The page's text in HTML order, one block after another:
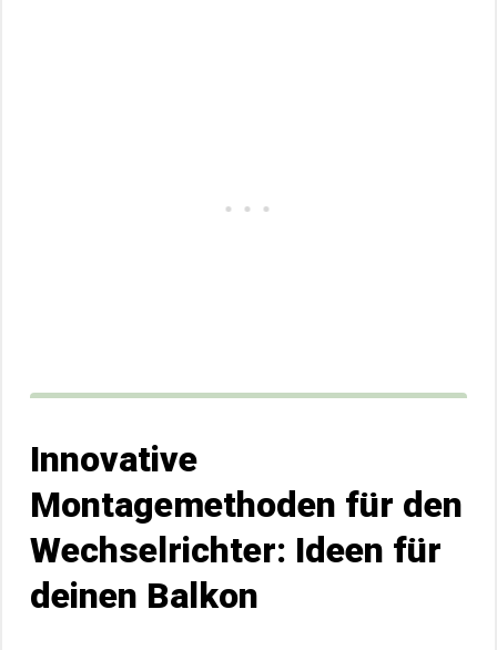
Innovative
Montagemethoden für den
Wechselrichter: Ideen für
deinen Balkon